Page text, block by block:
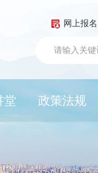
网上报名
堂 政策法规